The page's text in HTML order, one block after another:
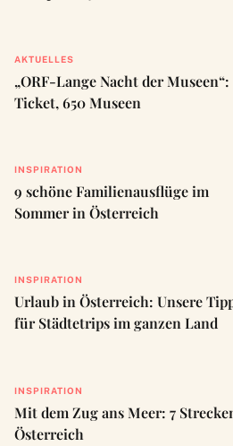
AKTUELLES
„ORF-Lange Nacht der Museen“:
Ticket, 650 Museen
INSPIRATION
9 schöne Familienausflüge im
Sommer in Österreich
INSPIRATION
Urlaub in Österreich: Unsere
für Städtetrips im ganzen Land
INSPIRATION
Mit dem Zug ans Meer: 7
Österreich